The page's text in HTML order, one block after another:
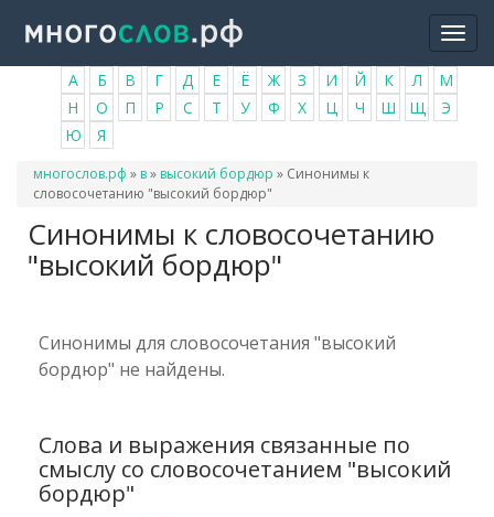
основному
содержанию
А Б В Г Д Е Ё Ж З И Й К Л
М
Н
О П Р С Т У Ф Х Ц Ч Ш Щ
Э
Ю
Я
Вы
здесь
многослов.рф » в» высокий бордюр » Синонимы к
словосочетанию "высокий бордюр"
Синонимы к словосочетанию
"высокий бордюр"
Синонимы для словосочетания "высокий
бордюр" не найдены.
Слова и выражения связанные по
смыслу со словосочетанием "высокий
бордюр"